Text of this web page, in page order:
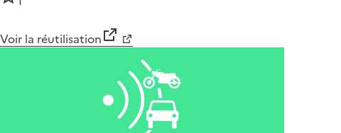
Voir la réutilisation